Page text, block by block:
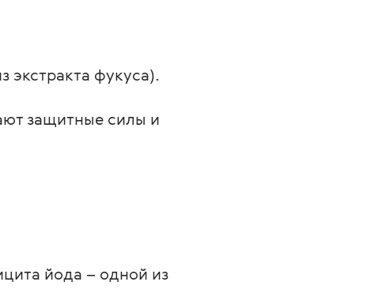
экстракта фукуса).
защитные силы и
йода – одной из